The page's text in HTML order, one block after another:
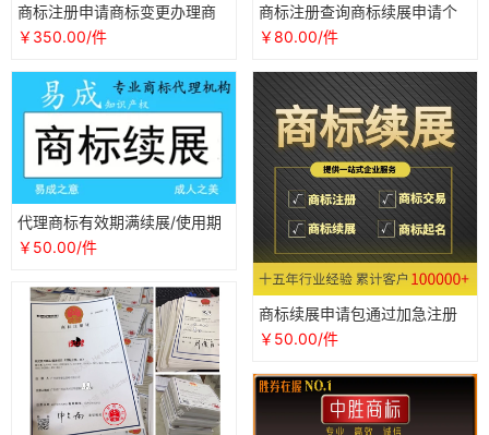
商标注册申请商标变更办理商
标续展商标转让软件著作权代
￥350.00/件
商标注册查询商标续展申请个
人公司加急转让购买R标著作权
￥80.00/件
代理商标有效期满续展/使用期
满十年商标续费申请/专业商标
￥50.00/件
商标续展申请包通过加急注册
提交专业查询商标变更转让当
￥50.00/件